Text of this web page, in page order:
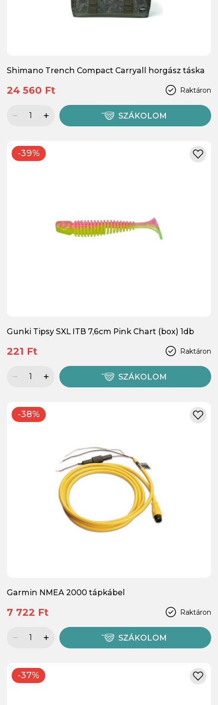
Shimano Trench Compact Carryall horgász táska
Raktáron
24 560 Ft
SZÁKOLOM
-39%
Gunki Tipsy SXL ITB 7,6cm Pink Chart (box) 1db
Raktáron
221 Ft
SZÁKOLOM
-38%
Garmin NMEA 2000 tápkábel
Raktáron
7 722 Ft
SZÁKOLOM
-37%